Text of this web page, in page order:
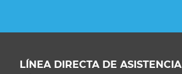
LÍNEA DIRECTA DE ASISTENCIA